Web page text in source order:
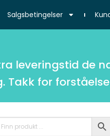
Salgsbetingelser
leveringstid de
Takk for